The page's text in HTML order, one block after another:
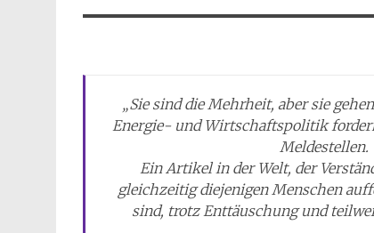
„Sie sind die Mehrheit, aber sie
Energie- und Wirtschaftspolitik
Meldestellen.
Ein Artikel in der Welt, der
gleichzeitig diejenigen Menschen
sind, trotz Enttäuschung und